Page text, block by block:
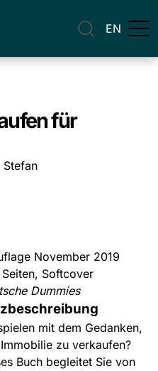
EN
für
November 2019
Softcover
Dummies
mit dem Gedanken,
zu verkaufen?
Buch begleitet Sie von